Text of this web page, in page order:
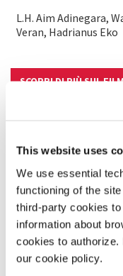
This website uses
We use essential
functioning of the
third-party cookies
information about
cookies to authorize.
our cookie policy.
L.H. Aim Adinegara,
Veran, Hadrianus Eko
SCOPRI DI PIÙ SUL